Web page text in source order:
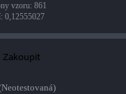
vzoru: 861
: 0,12555027
Zakoupit